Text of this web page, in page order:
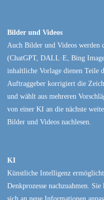
Bilder und Videos
Auch Bilder und Videos werden
(ChatGPT, DALL·E, Bing
inhaltliche Vorlage dienen Teile
Auftraggeber korrigiert die
und wählt aus mehreren
von einer KI an die nächste
Bilder und Videos nachlesen.
KI
Künstliche Intelligenz
Denkprozesse nachzuahmen.